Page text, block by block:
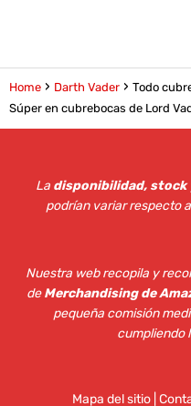
Home Darth Vader
Todo
Súper en cubrebocas de Lord
La disponibilidad, stock
podrían variar respecto
Nuestra web recopila y
deMerchandising de
pequeña comisión
cumpliendo
Mapa del sitio|